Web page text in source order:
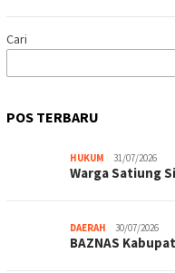
Cari
POS TERBARU
HUKUM 31/07/2026
Warga Satiung
DAERAH 30/07/2026
BAZNAS